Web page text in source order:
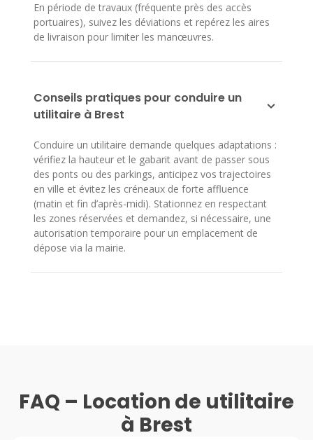
En période de travaux (fréquente près des accès
portuaires), suivez les déviations et repérez les aires
de livraison pour limiter les manœuvres.
Conseils pratiques pour conduire un
utilitaire à Brest
Conduire un utilitaire demande quelques adaptations :
vérifiez la hauteur et le gabarit avant de passer sous
des ponts ou des parkings, anticipez vos trajectoires
en ville et évitez les créneaux de forte affluence
(matin et fin d’après-midi). Stationnez en respectant
les zones réservées et demandez, si nécessaire, une
autorisation temporaire pour un emplacement de
dépose via la mairie.
FAQ – Location de utilitaire
à Brest